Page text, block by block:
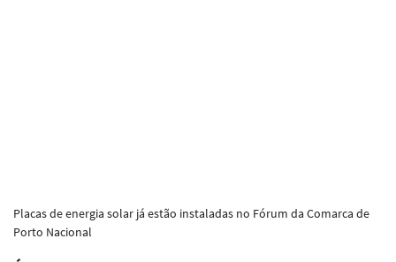
Placas de energia solar já estão instaladas no Fórum da Comarca de
Porto Nacional